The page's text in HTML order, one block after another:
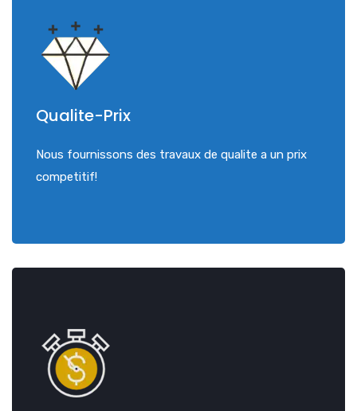
Qualite-Prix
Nous fournissons des travaux de qualite a un prix
competitif!